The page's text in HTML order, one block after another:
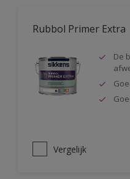
Rubbol Primer Extra
De
Vergelijk